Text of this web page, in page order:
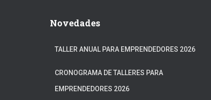
Novedades
TALLER ANUAL PARA EMPRENDEDORES 2026
CRONOGRAMA DE TALLERES PARA
EMPRENDEDORES 2026